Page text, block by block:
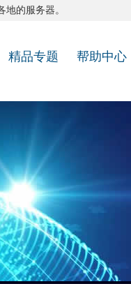
地的服务器。
精品专题 帮助中心